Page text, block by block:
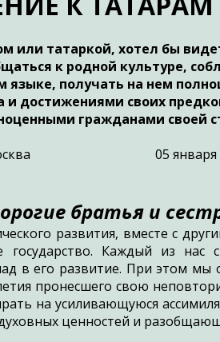
или татаркой, хотел бы
к родной культуре,
языке, получать на нем
и достижениями своих
гражданами своей
05 января
братья и
развития, вместе с
Каждый из нас
в его развитие. При этом мы
пронесшего свою
на усиливающуюся
ценностей и